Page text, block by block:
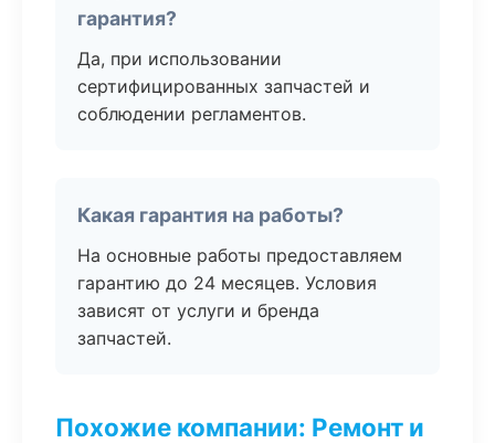
гарантия?
Да, при использовании
сертифицированных запчастей и
соблюдении регламентов.
Какая гарантия на работы?
На основные работы предоставляем
гарантию до 24 месяцев. Условия
зависят от услуги и бренда
запчастей.
Похожие компании: Ремонт и